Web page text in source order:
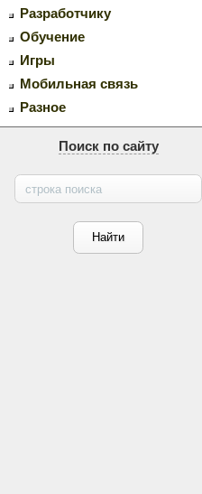
Разработчику
Обучение
Игры
Мобильная связь
Разное
Поиск по сайту